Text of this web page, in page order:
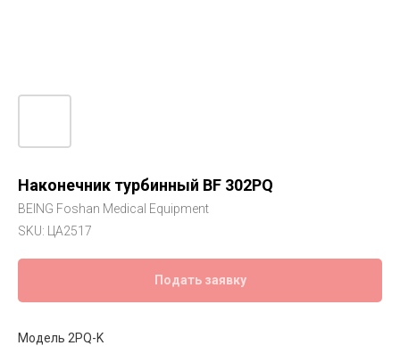
Наконечник турбинный BF 302PQ
BEING Foshan Medical Equipment
SKU:
ЦА2517
Подать заявку
Модель 2PQ-K